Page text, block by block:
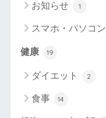
お知らせ 1
スマホ・パソコン
健康 19
ダイエット 2
食事 14